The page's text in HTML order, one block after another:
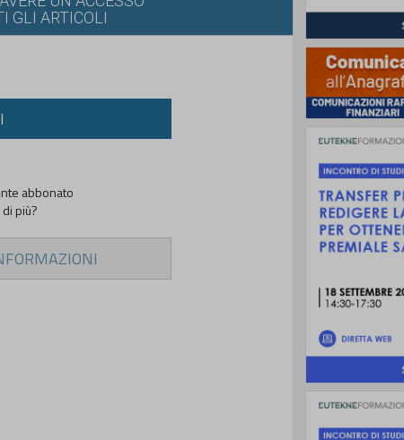
GLI ARTICOLI
abbonato
più?